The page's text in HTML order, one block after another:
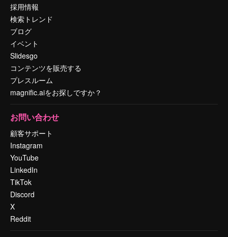
採用情報
検索トレンド
ブログ
イベント
Slidesgo
コンテンツを販売する
プレスルーム
magnific.aiをお探しですか？
お問い合わせ
顧客サポート
Instagram
YouTube
LinkedIn
TikTok
Discord
X
Reddit